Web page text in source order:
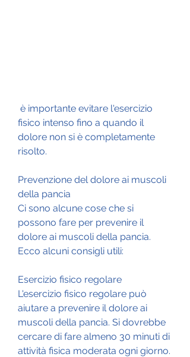
fisico intenso fino a quando il
dolore non si è completamente
risolto.
Prevenzione del dolore ai muscoli
della pancia
Ci sono alcune cose che si
possono fare per prevenire il
dolore ai muscoli della pancia.
Ecco alcuni consigli utili:
Esercizio fisico regolare
L'esercizio fisico regolare può
aiutare a prevenire il dolore ai
muscoli della pancia. Si dovrebbe
cercare di fare almeno 30 minuti di
attività fisica moderata ogni giorno.